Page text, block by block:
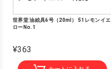
世界堂 油絵具6号（20ml） 51レモンイエ
ローNo.1
¥363